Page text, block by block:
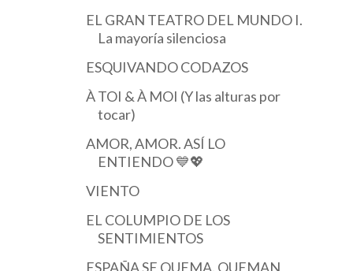
EL GRAN TEATRO DEL MUNDO I.
La mayoría silenciosa
ESQUIVANDO CODAZOS
À TOI & À MOI (Y las alturas por
tocar)
AMOR, AMOR. ASÍ LO
ENTIENDO 💙💖
VIENTO
EL COLUMPIO DE LOS
SENTIMIENTOS
ESPAÑA SE QUEMA. QUEMAN